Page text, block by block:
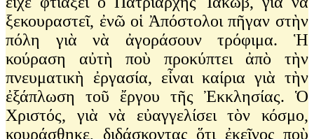
ξεκουραστεῖ, ἐνῶ οἱ Ἀπόστολοι πῆγαν στὴν
πόλη γιὰ νὰ ἀγοράσουν τρόφιμα. Ἡ
κούραση αὐτὴ ποὺ προκύπτει ἀπὸ τὴν
πνευματικὴ ἐργασία, εἶναι καίρια γιὰ τὴν
ἐξάπλωση τοῦ ἔργου τῆς Ἐκκλησίας. Ὁ
Χριστός, γιὰ νὰ εὐαγγελίσει τὸν κόσμο,
κουράσθηκε, διδάσκοντας ὅτι ἐκεῖνος ποὺ